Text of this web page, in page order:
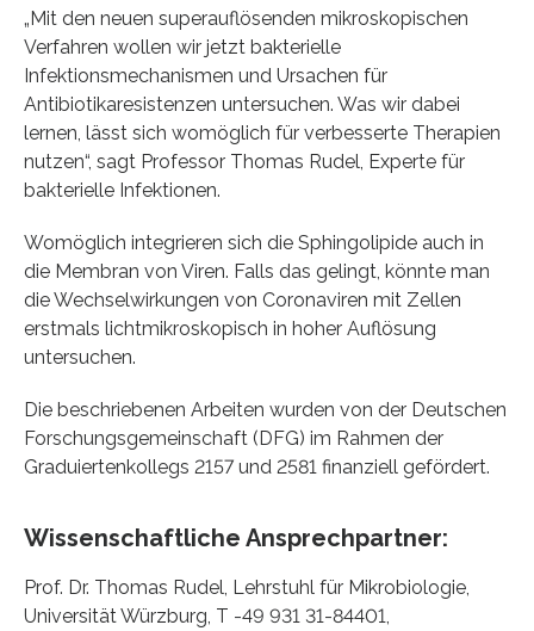
„Mit den neuen superauflösenden mikroskopischen
Verfahren wollen wir jetzt bakterielle
Infektionsmechanismen und Ursachen für
Antibiotikaresistenzen untersuchen. Was wir dabei
lernen, lässt sich womöglich für verbesserte Therapien
nutzen“, sagt Professor Thomas Rudel, Experte für
bakterielle Infektionen.
Womöglich integrieren sich die Sphingolipide auch in
die Membran von Viren. Falls das gelingt, könnte man
die Wechselwirkungen von Coronaviren mit Zellen
erstmals lichtmikroskopisch in hoher Auflösung
untersuchen.
Die beschriebenen Arbeiten wurden von der Deutschen
Forschungsgemeinschaft (DFG) im Rahmen der
Graduiertenkollegs 2157 und 2581 finanziell gefördert.
Wissenschaftliche Ansprechpartner:
Prof. Dr. Thomas Rudel, Lehrstuhl für Mikrobiologie,
Universität Würzburg, T -49 931 31-84401,